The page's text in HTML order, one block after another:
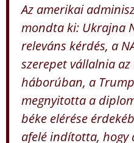
Az amerikai
mondta ki: Ukrajna
releváns kérdés, a
szerepet vállalnia
háborúban, a
megnyitotta a
béke elérése
afelé indította, hogy